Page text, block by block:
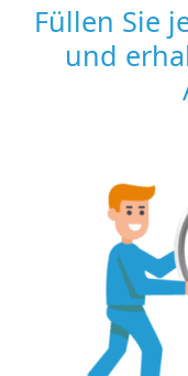
Füllen Sie
und